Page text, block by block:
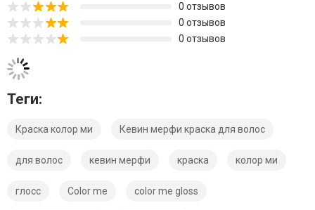
0 отзывов
0 отзывов
0 отзывов
Теги:
Краска колор ми Кевин мерфи краска для волос
для волос кевин мерфи краска колор ми
глосс Color me color me gloss